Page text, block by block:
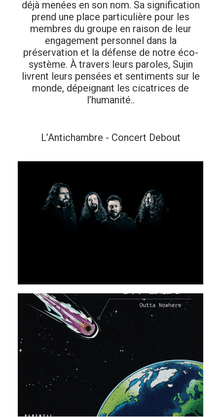
déjà menées en son nom. Sa signification
prend une place particulière pour les
membres du groupe en raison de leur
engagement personnel dans la
préservation et la défense de notre éco-
système. À travers leurs paroles, Sujin
livrent leurs pensées et sentiments sur le
monde, dépeignant les cicatrices de
l’humanité..
L’Antichambre - Concert Debout